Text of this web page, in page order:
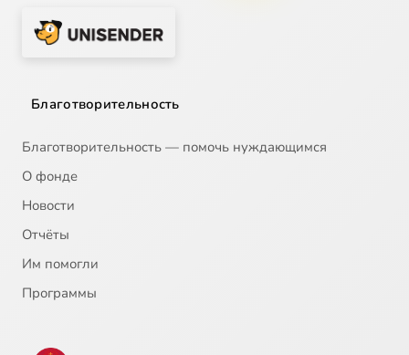
Благотворительность
Благотворительность — помочь нуждающимся
О фонде
Новости
Отчёты
Им помогли
Программы